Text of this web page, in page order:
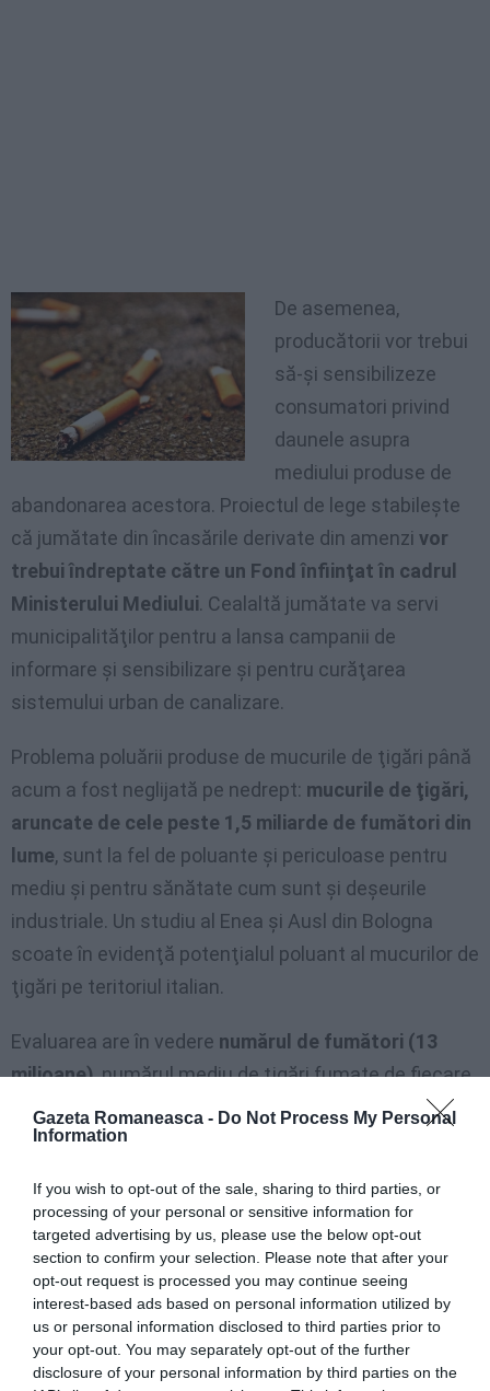
Gazeta Romaneasca - Do Not Process My Personal
Information
If you wish to opt-out of the sale, sharing to third parties, or
processing of your personal or sensitive information for
targeted advertising by us, please use the below opt-out
section to confirm your selection. Please note that after your
opt-out request is processed you may continue seeing
interest-based ads based on personal information utilized by
us or personal information disclosed to third parties prior to
your opt-out. You may separately opt-out of the further
disclosure of your personal information by third parties on the
De asemenea,
producătorii vor trebui
să-şi sensibilizeze
consumatori privind
daunele asupra
mediului produse de
abandonarea acestora. Proiectul de lege stabileşte
că jumătate din încasările derivate din amenzi vor
trebui îndreptate către un Fond înfiinţat în cadrul
Ministerului Mediului. Cealaltă jumătate va servi
municipalităţilor pentru a lansa campanii de
informare şi sensibilizare şi pentru curăţarea
sistemului urban de canalizare.
Problema poluării produse de mucurile de ţigări până
acum a fost neglijată pe nedrept: mucurile de ţigări,
aruncate de cele peste 1,5 miliarde de fumători din
lume, sunt la fel de poluante şi periculoase pentru
mediu şi pentru sănătate cum sunt şi deşeurile
industriale. Un studiu al Enea şi Ausl din Bologna
scoate în evidenţă potenţialul poluant al mucurilor de
ţigări pe teritoriul italian.
Evaluarea are în vedere numărul de fumători (13
milioane), numărul mediu de ţigări fumate de fiecare
(15 ţigări pe zi), cantităţile câtorva agenţi chimici
prezenţi în orice muc şi numărul total de mucuri de
mucuri/an). Înaintea acestui amendament conţinut
în Legea Stabilităţii, în Italia nu existau norme pentru
combaterea problemei create de mucurile de ţigări.
Colectarea şi eliminarea acestui deşeu toxic era
încredinţat numai bunăvoinţei administraţiilor locale.